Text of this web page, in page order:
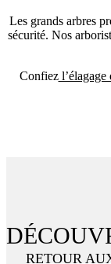
Les grands arbres
sécurité. Nos
Confiezl’élagage
RETOUR